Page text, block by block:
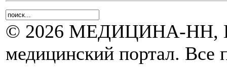
© 2026 МЕДИЦИНА-НН,
медицинский портал. Все